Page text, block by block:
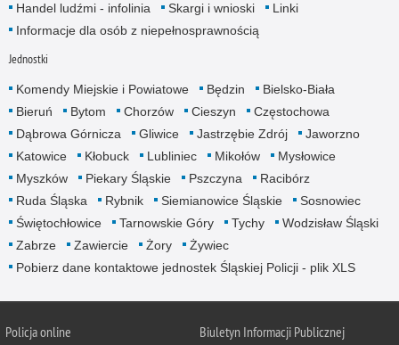
Handel ludźmi - infolinia
Skargi i wnioski
Linki
Informacje dla osób z niepełnosprawnością
Jednostki
Komendy Miejskie i Powiatowe Będzin
Bielsko-Biała
Bieruń
Bytom Chorzów Cieszyn
Częstochowa
Dąbrowa Górnicza
Gliwice Jastrzębie Zdrój
Jaworzno
Katowice
Kłobuck Lubliniec Mikołów
Mysłowice
Myszków
Piekary Śląskie Pszczyna
Racibórz
Ruda Śląska
Rybnik Siemianowice Śląskie
Sosnowiec
Świętochłowice
Tarnowskie Góry Tychy
Wodzisław Śląski
Zabrze
Zawiercie Żory
Żywiec
Pobierz dane kontaktowe jednostek Śląskiej Policji - plik XLS
Policja online
Biuletyn Informacji Publicznej